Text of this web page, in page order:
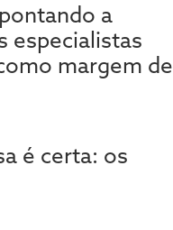
a
especialistas
margem de
é certa: os